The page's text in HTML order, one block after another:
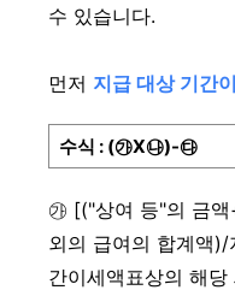
수 있습니다.
먼저 지급 대상 기간
수식 : (㉮X㉯)-㉰
㉮ [("상여 등"의 금
외의 급여의 합계액
간이세액표상의 해당